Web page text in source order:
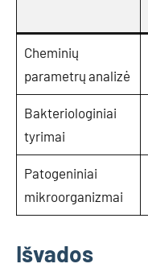
Cheminių
parametrų analizė
Bakteriologiniai
tyrimai
Patogeniniai
mikroorganizmai
Išvados